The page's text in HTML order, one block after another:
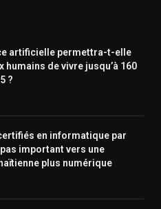
artificielle permettra-t-elle
humains de vivre jusqu’à 160
?
en informatique par
pas important vers une
plus numérique